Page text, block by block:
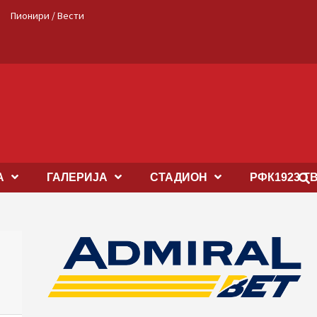
Пионири / Вести
ГАЛЕРИЈА СТАДИОН РФК1923